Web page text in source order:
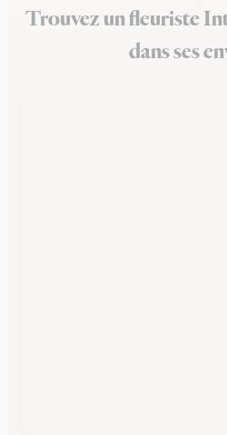
Trouvez un fleuriste
dans ses